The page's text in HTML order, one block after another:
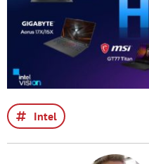
Intel